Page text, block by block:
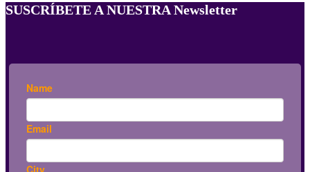
SUSCRÍBETE A NUESTRA Newsletter